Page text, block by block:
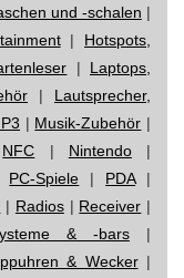
und -schalen |
| Hotspots,
| Laptops,
| Lautsprecher,
| Musik-Zubehör |
NFC | Nintendo|
PC-Spiele | PDA|
| Radios| Receiver |
& -bars|
& Wecker|